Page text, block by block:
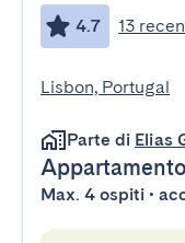
4.7 13
Lisbon, Portugal
Parte di Elias
Appartamento
Max. 4 ospiti •